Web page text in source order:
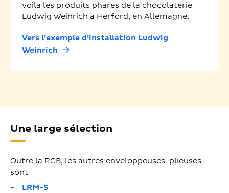
voilà les produits phares de la chocolaterie
Ludwig Weinrich à Herford, en Allemagne.
Vers l’exemple d’installation Ludwig
Weinrich
Une large sélection
Outre la RCB, les autres enveloppeuses-plieuses
sont
LRM-S